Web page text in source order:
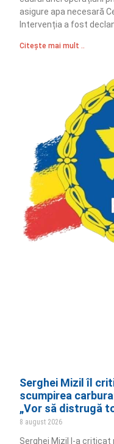
asigure apa necesară
Intervenția a fost
Citește mai mult ..
Serghei Mizil îl
scumpirea
„Vor să distrugă
8 august 2026
Serghei Mizil l-a criticat